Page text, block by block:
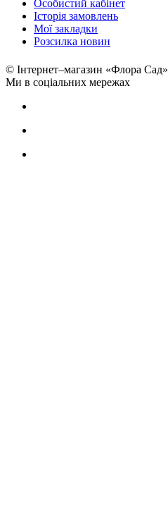
Особистий кабінет
Історія замовлень
Мої закладки
Розсилка новин
© Інтернет–магазин «Флора Сад»
Ми в соціальних мережах